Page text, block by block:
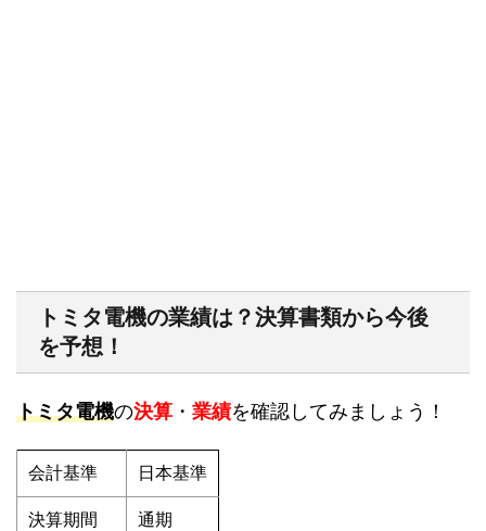
トミタ電機の業績は？決算書類から今後
を予想！
トミタ電機の決算 ・ 業績を確認してみましょう！
会計基準 日本基準
決算期間 通期